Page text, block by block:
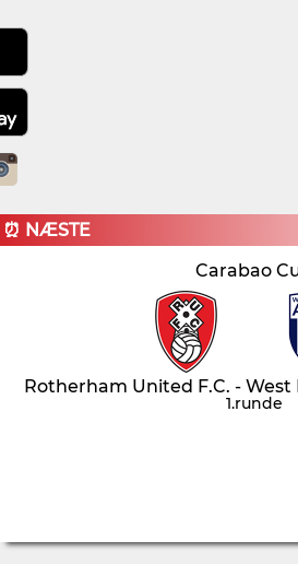
⏰ NÆSTE
Carabao
Rotherham United F.C. - West
1.runde